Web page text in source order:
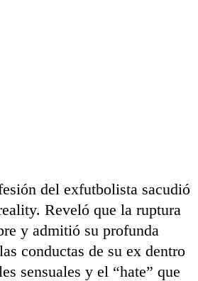
del exfutbolista sacudió
Reveló que la ruptura
y admitió su profunda
conductas de su ex dentro
sensuales y el “hate” que